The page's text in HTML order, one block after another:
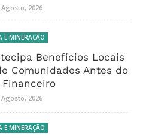
Agosto, 2026
E MINERAÇÃO
Benefícios Locais
Comunidades Antes do
Financeiro
Agosto, 2026
E MINERAÇÃO